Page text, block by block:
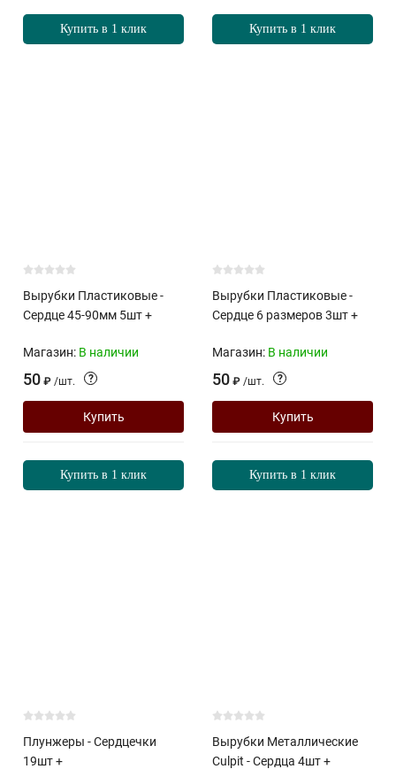
Купить в 1 клик Купить в 1 клик
Вырубки Пластиковые -
Сердце 45-90мм 5шт +
Магазин: В наличии
50 ₽ /шт. ?
Купить
Купить в 1 клик
Вырубки Пластиковые -
Сердце 6 размеров 3шт +
Магазин: В наличии
50 ₽ /шт. ?
Купить
Купить в 1 клик
Плунжеры - Сердцечки
19шт +
Вырубки Металлические
Culpit - Сердца 4шт +